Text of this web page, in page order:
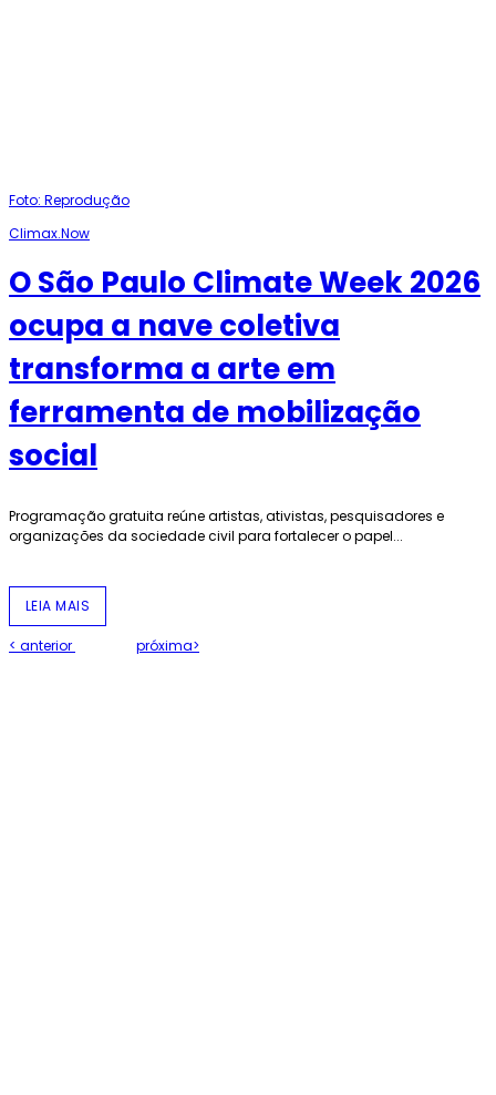
Foto: Reprodução
Climax.Now
O São Paulo Climate Week 2026
ocupa a nave coletiva
transforma a arte em
ferramenta de mobilização
social
Programação gratuita reúne artistas, ativistas, pesquisadores e
organizações da sociedade civil para fortalecer o papel...